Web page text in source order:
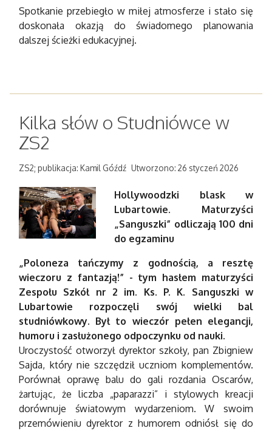
Spotkanie przebiegło w miłej atmosferze i stało się
doskonała okazją do świadomego planowania
dalszej ścieżki edukacyjnej.
Kilka słów o Studniówce w
ZS2
ZS2; publikacja: Kamil Góźdź Utworzono: 26 styczeń 2026
Hollywoodzki blask w
Lubartowie. Maturzyści
„Sanguszki” odliczają 100 dni
do egzaminu
„Poloneza tańczymy z godnością, a resztę
wieczoru z fantazją!” - tym hasłem maturzyści
Zespołu Szkół nr 2 im. Ks. P. K. Sanguszki w
Lubartowie rozpoczęli swój wielki bal
studniówkowy. Był to wieczór pełen elegancji,
humoru i zasłużonego odpoczynku od nauki.
Uroczystość otworzył dyrektor szkoły, pan Zbigniew
Sajda, który nie szczędził uczniom komplementów.
Porównał oprawę balu do gali rozdania Oscarów,
żartując, że liczba „paparazzi” i stylowych kreacji
dorównuje światowym wydarzeniom. W swoim
przemówieniu dyrektor z humorem odniósł się do